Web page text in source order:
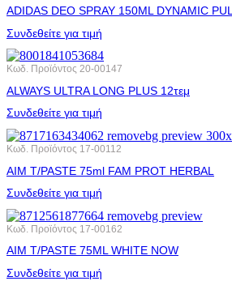
ADIDAS DEO SPRAY 150ML DYNAMIC
Συνδεθείτε για τιμή
Κωδ. Προϊόντος 20-00147
ALWAYS ULTRA LONG PLUS 12τεμ
Συνδεθείτε για τιμή
Κωδ. Προϊόντος 17-00112
AIM T/PASTE 75ml FAM PROT HERBAL
Συνδεθείτε για τιμή
Κωδ. Προϊόντος 17-00162
AIM T/PASTE 75ML WHITE NOW
Συνδεθείτε για τιμή